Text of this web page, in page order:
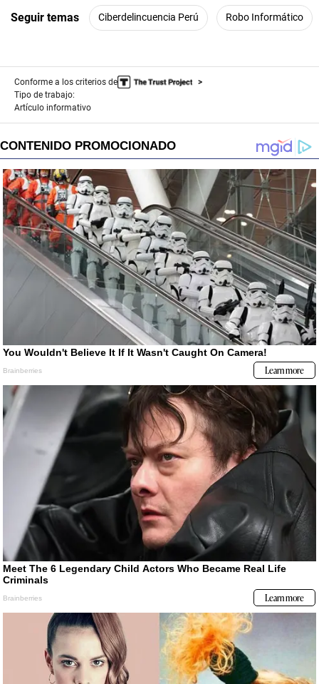
Seguir temas Ciberdelincuencia Perú Robo Informático
Conforme a los criterios de
Tipo de trabajo:
Artículo informativo